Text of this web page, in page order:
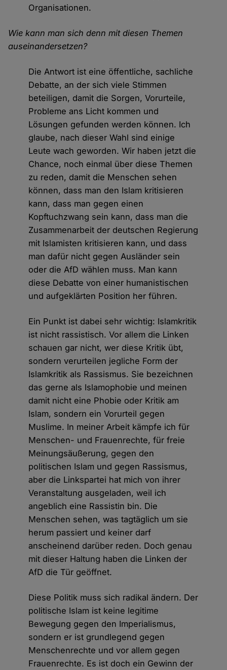
Organisationen.
Wie kann man sich denn mit diesen Themen
auseinandersetzen?
Die Antwort ist eine öffentliche, sachliche
Debatte, an der sich viele Stimmen
beteiligen, damit die Sorgen, Vorurteile,
Probleme ans Licht kommen und
Lösungen gefunden werden können. Ich
glaube, nach dieser Wahl sind einige
Leute wach geworden. Wir haben jetzt die
Chance, noch einmal über diese Themen
zu reden, damit die Menschen sehen
können, dass man den Islam kritisieren
kann, dass man gegen einen
Kopftuchzwang sein kann, dass man die
Zusammenarbeit der deutschen Regierung
mit Islamisten kritisieren kann, und dass
man dafür nicht gegen Ausländer sein
oder die AfD wählen muss. Man kann
diese Debatte von einer humanistischen
und aufgeklärten Position her führen.
Ein Punkt ist dabei sehr wichtig: Islamkritik
ist nicht rassistisch. Vor allem die Linken
schauen gar nicht, wer diese Kritik übt,
sondern verurteilen jegliche Form der
Islamkritik als Rassismus. Sie bezeichnen
das gerne als Islamophobie und meinen
damit nicht eine Phobie oder Kritik am
Islam, sondern ein Vorurteil gegen
Muslime. In meiner Arbeit kämpfe ich für
Menschen- und Frauenrechte, für freie
Meinungsäußerung, gegen den
politischen Islam und gegen Rassismus,
aber die Linkspartei hat mich von ihrer
Veranstaltung ausgeladen, weil ich
angeblich eine Rassistin bin. Die
Menschen sehen, was tagtäglich um sie
herum passiert und keiner darf
anscheinend darüber reden. Doch genau
mit dieser Haltung haben die Linken der
AfD die Tür geöffnet.
Diese Politik muss sich radikal ändern. Der
politische Islam ist keine legitime
Bewegung gegen den Imperialismus,
sondern er ist grundlegend gegen
Menschenrechte und vor allem gegen
Frauenrechte. Es ist doch ein Gewinn der